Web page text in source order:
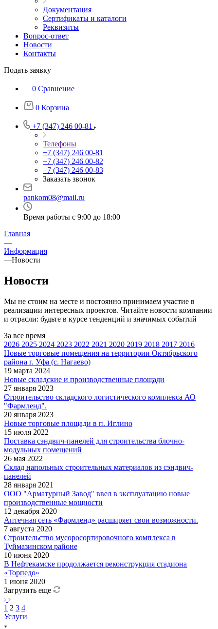
Документация
Сертификаты и каталоги
Реквизиты
Вопрос-ответ
Новости
Контакты
Подать заявку
0 Сравнение
0 Корзина
+7 (347) 246 00-81
Телефоны
+7 (347) 246 00-81
+7 (347) 246 00-82
+7 (347) 246 00-83
Заказать звонок
pankom08@mail.ru
Время работы с 9:00 до 18:00
Главная
—
Информация
—Новости
Новости
Мы не стоим на месте и постоянно принимаем участие в
реализации интересных проектов. Читайте новости компании
и отрасли: будьте в курсе тенденций и значимых событий
За все время
2026 2025 2024 2023 2022 2021 2020 2019 2018 2017 2016
Новые торговые помещения на территории Октябрьского
района г. Уфа (с. Нагаево)
19 марта 2024
Новые складские и производственные площади
27 января 2023
Строительство складского логистического комплекса АО
"Фармленд".
20 января 2023
Новые торговые площади в п. Иглино
15 июля 2022
Поставка сэндвич-панелей для строительства блочно-
модульных помещений
26 мая 2022
Склад напольных строительных материалов из сэндвич-
панелей
28 января 2021
ООО "Арматурный Завод" ввел в эксплуатацию новые
производственные мощности
12 декабря 2020
Аптечная сеть «Фармленд» расширяет свои возможности.
7 августа 2020
Строительство мусоросортировочного комплекса в
Туймазинском районе
10 июня 2020
В Нефтекамске продолжается реконструкция стадиона
«Торпедо»
1 июня 2020
Загрузить еще
1 2 3 4
Услуги